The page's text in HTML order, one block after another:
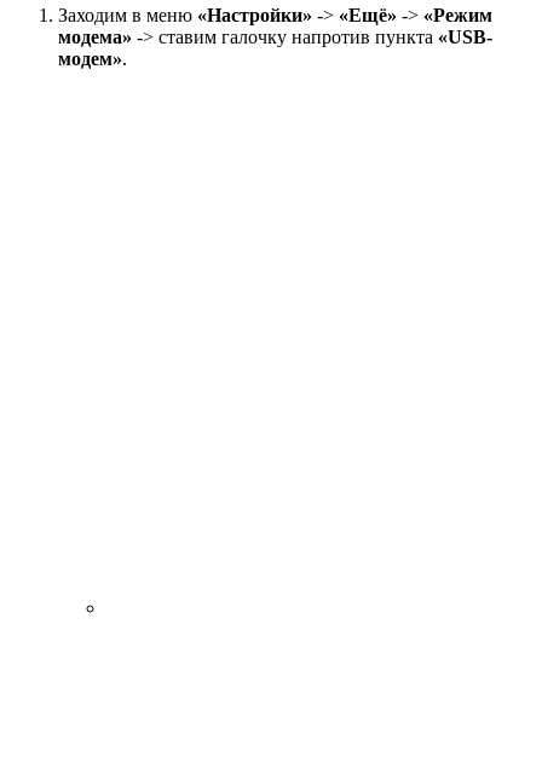
Заходим в меню «Настройки» -> «Ещё» -> «Режим
модема» -> ставим галочку напротив пункта «USB-
модем».